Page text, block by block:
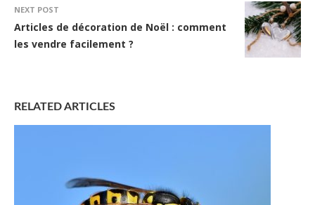
NEXT POST
Articles de décoration de Noël : comment
les vendre facilement ?
RELATED ARTICLES